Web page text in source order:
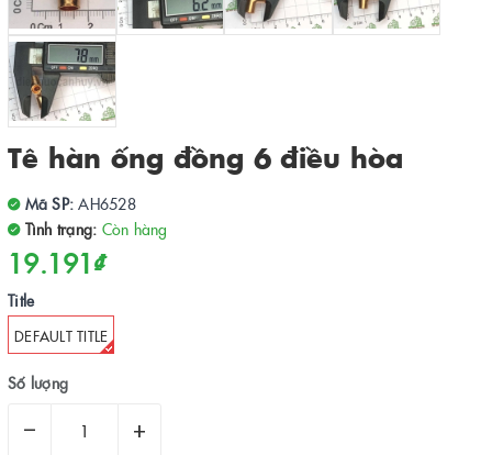
Tê hàn ống đồng 6 điều hòa
Mã SP: AH6528
Tình trạng: Còn hàng
19.191₫
Title
DEFAULT TITLE
Số lượng
– +